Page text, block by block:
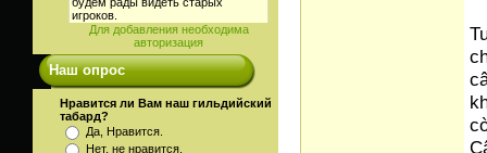
Для добавления необходима
авторизация
Наш опрос
Нравится ли Вам наш гильдийский
табард?
Да, Нравится.
Нет, не нравится.